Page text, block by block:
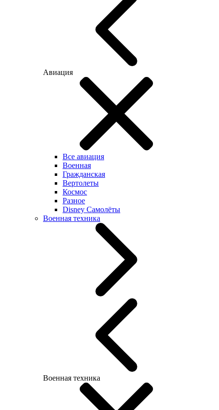
Авиация
Все авиация
Военная
Гражданская
Вертолеты
Космос
Разное
Disney Самолёты
Военная техника
Военная техника